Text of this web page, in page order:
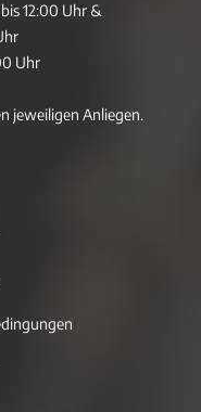
12:00 Uhr &
Uhr
jeweiligen Anliegen.